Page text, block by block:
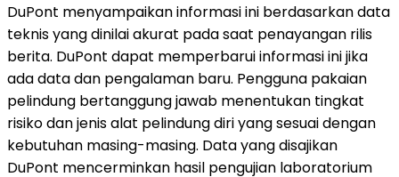
DuPont menyampaikan informasi ini berdasarkan data
teknis yang dinilai akurat pada saat penayangan rilis
berita. DuPont dapat memperbarui informasi ini jika
ada data dan pengalaman baru. Pengguna pakaian
pelindung bertanggung jawab menentukan tingkat
risiko dan jenis alat pelindung diri yang sesuai dengan
kebutuhan masing-masing. Data yang disajikan
DuPont mencerminkan hasil pengujian laboratorium